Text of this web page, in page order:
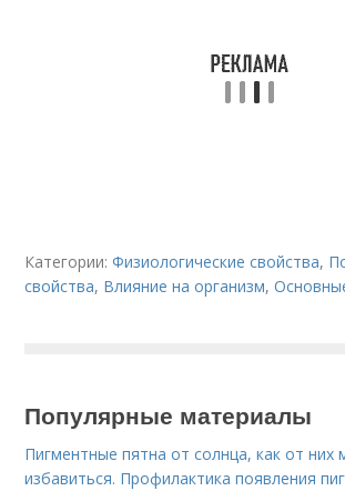
Категории:Физиологические свойства,
свойства, Влияние на организм,
Популярные материалы
Пигментные пятна от солнца, как от них
избавиться. Профилактика появления